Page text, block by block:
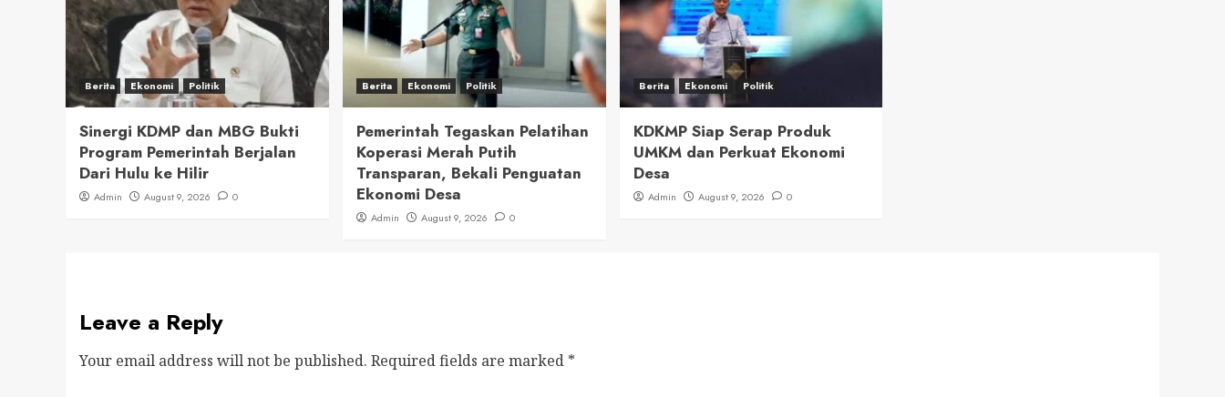
Berita Ekonomi Politik
Sinergi KDMP dan MBG Bukti
Program Pemerintah Berjalan
Dari Hulu ke Hilir
Admin August 9, 2026 0
Berita Ekonomi Politik
Pemerintah Tegaskan Pelatihan
Koperasi Merah Putih
Transparan, Bekali Penguatan
Ekonomi Desa
Admin August 9, 2026 0
Berita Ekonomi Politik
KDKMP Siap Serap Produk
UMKM dan Perkuat Ekonomi
Desa
Admin August 9, 2026 0
Leave a Reply
Your email address will not be published. Required fields are marked *